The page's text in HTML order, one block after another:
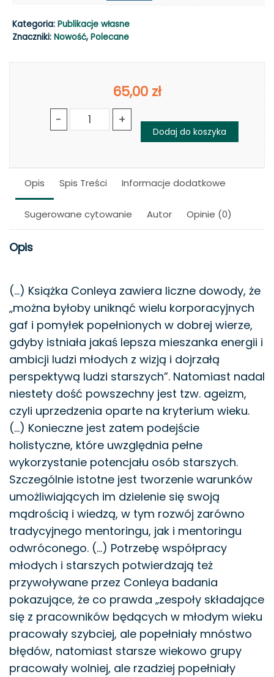
Kategoria: Publikacje własne
Znaczniki: Nowość, Polecane
65,00 zł
-
ilość
Mądrość
+
Dodaj do koszyka
Opis Spis Treści Informacje dodatkowe
Sugerowane cytowanie Autor Opinie (0)
Opis
(…) Książka Conleya zawiera liczne dowody, że
„można byłoby uniknąć wielu korporacyjnych
gaf i pomyłek popełnionych w dobrej wierze,
gdyby istniała jakaś lepsza mieszanka energii i
ambicji ludzi młodych z wizją i dojrzałą
perspektywą ludzi starszych”. Natomiast nadal
niestety dość powszechny jest tzw. ageizm,
czyli uprzedzenia oparte na kryterium wieku.
(…) Konieczne jest zatem podejście
holistyczne, które uwzględnia pełne
wykorzystanie potencjału osób starszych.
Szczególnie istotne jest tworzenie warunków
umożliwiających im dzielenie się swoją
mądrością i wiedzą, w tym rozwój zarówno
tradycyjnego mentoringu, jak i mentoringu
odwróconego. (…) Potrzebę współpracy
młodych i starszych potwierdzają też
przywoływane przez Conleya badania
pokazujące, że co prawda „zespoły składające
się z pracowników będących w młodym wieku
pracowały szybciej, ale popełniały mnóstwo
błędów, natomiast starsze wiekowo grupy
pracowały wolniej, ale rzadziej popełniały